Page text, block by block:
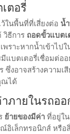
ตอรี่
ในพื้นที่ที่เสี่ยงต่อ น้
วิธีการ ถอดขั้วแบตเ
พราะหากน้ำเข้าไปใ
แบตเตอรี่เชื่อมต่ออ
ซึ่งอาจสร้างความเ
ณได้
ภายในรถออ
ย้ายของมีค่าที่อยู่ใน
อิเล็กทรอนิกส์ หรือ